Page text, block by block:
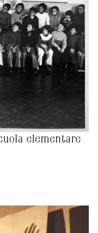
elementare